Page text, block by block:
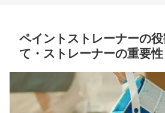
ペイントストレーナーの
て・ストレーナーの重要性